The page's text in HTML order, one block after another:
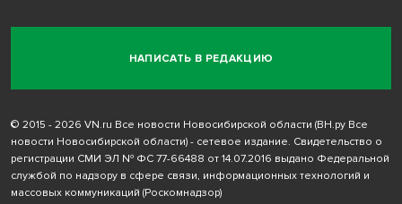
НАПИСАТЬ В РЕДАКЦИЮ
© 2015 - 2026 VN.ru Все новости Новосибирской области (ВН.ру Все
новости Новосибирской области) - сетевое издание. Свидетельство о
регистрации СМИ ЭЛ № ФС 77-66488 от 14.07.2016 выдано Федеральной
службой по надзору в сфере связи, информационных технологий и
массовых коммуникаций (Роскомнадзор)